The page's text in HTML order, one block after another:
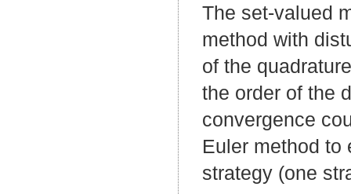
The set-valued
method with
of the
the order of the
convergence
Euler method to
strategy (one